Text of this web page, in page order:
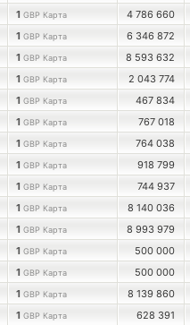
1 GBP Карта 4 786 660
1 GBP Карта 6 346 872
1 GBP Карта 8 593 632
1 GBP Карта 2 043 774
1 GBP Карта 467 834
1 GBP Карта 767 018
1 GBP Карта 764 038
1 GBP Карта 918 799
1 GBP Карта 744 937
1 GBP Карта 8 140 036
1 GBP Карта 8 993 979
1 GBP Карта 500 000
1 GBP Карта 500 000
1 GBP Карта 8 139 860
1 GBP Карта 628 391